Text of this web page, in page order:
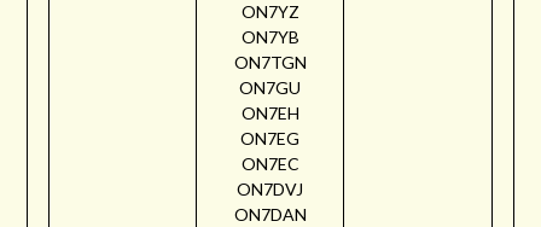
ON7YZ
ON7YB
ON7TGN
ON7GU
ON7EH
ON7EG
ON7EC
ON7DVJ
ON7DAN